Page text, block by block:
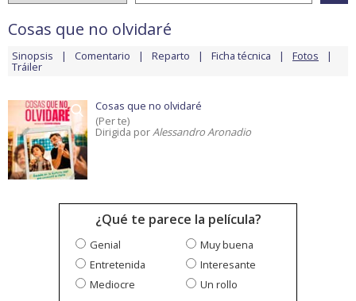
Cosas que no olvidaré
Sinopsis Comentario Reparto Ficha técnica Fotos
Tráiler
Cosas que no olvidaré
(Per te)
Dirigida porAlessandro Aronadio
¿Qué te parece la película?
Genial
Muy buena
Entretenida
Interesante
Mediocre
Un rollo